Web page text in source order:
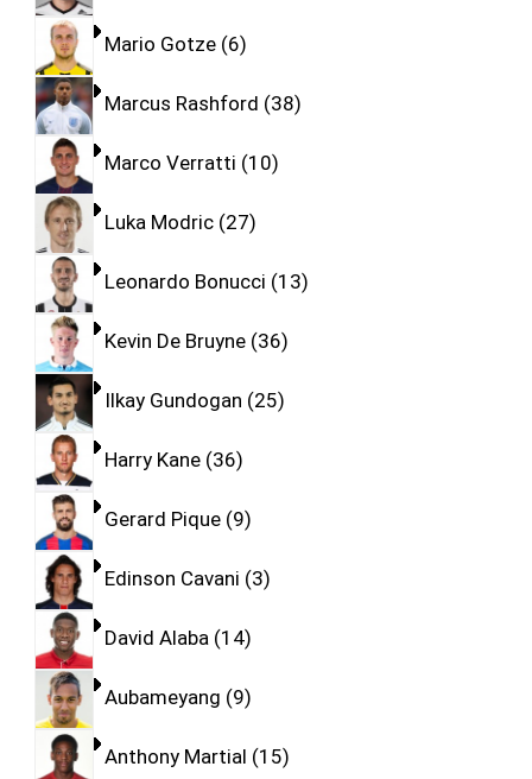
Mario Gotze 6
Marcus Rashford 38
Marco Verratti 10
Luka Modric 27
Leonardo Bonucci 13
Kevin De Bruyne 36
Ilkay Gundogan 25
Harry Kane 36
Gerard Pique 9
Edinson Cavani 3
David Alaba 14
Aubameyang 9
Anthony Martial 15